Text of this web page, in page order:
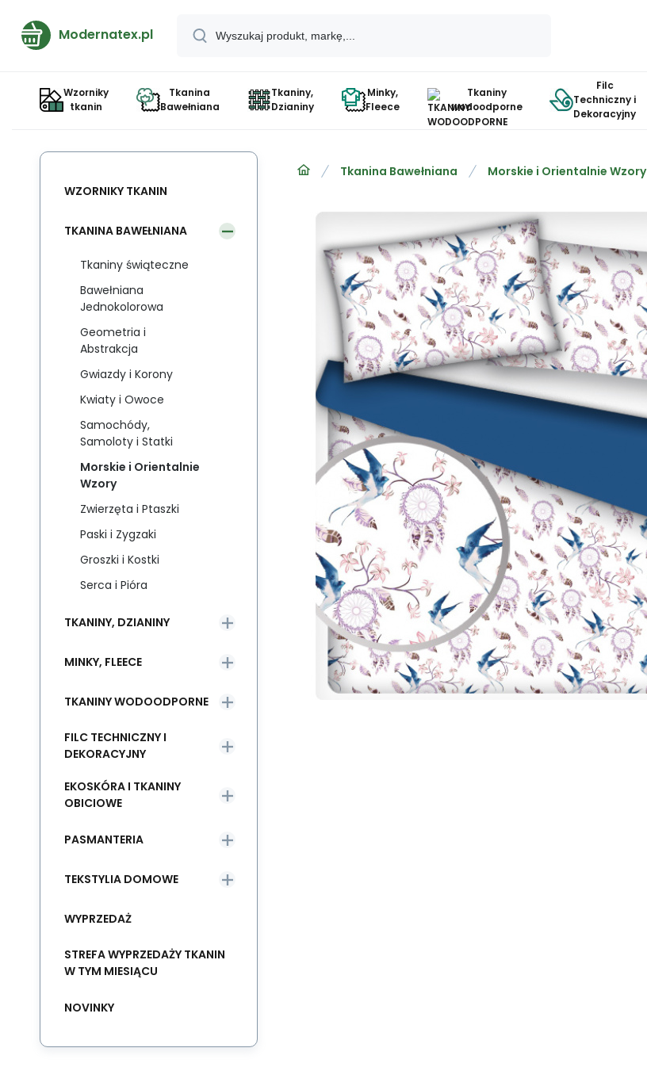
Modernatex.pl
Wzorniky
tkanin
Tkanina
Bawełniana
Tkaniny,
Dzianiny
Minky,
Fleece
Tkaniny
wodoodporne
Filc
Techniczny i
Dekoracyjny
Tkanina Bawełniana Morskie i Orientalnie Wzory
WZORNIKY TKANIN
TKANINA BAWEŁNIANA
Tkaniny świąteczne
Bawełniana
Jednokolorowa
Geometria i
Abstrakcja
Gwiazdy i Korony
Kwiaty i Owoce
Samochódy,
Samoloty i Statki
Morskie i Orientalnie
Wzory
Zwierzęta i Ptaszki
Paski i Zygzaki
Groszki i Kostki
Serca i Pióra
TKANINY, DZIANINY
MINKY, FLEECE
TKANINY WODOODPORNE
FILC TECHNICZNY I
DEKORACYJNY
EKOSKÓRA I TKANINY
OBICIOWE
PASMANTERIA
TEKSTYLIA DOMOWE
WYPRZEDAŻ
STREFA WYPRZEDAŻY TKANIN
W TYM MIESIĄCU
NOVINKY